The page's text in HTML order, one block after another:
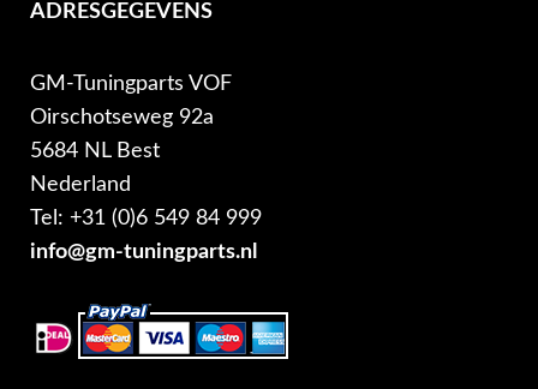
ADRESGEGEVENS
GM-Tuningparts VOF
Oirschotseweg 92a
5684 NL Best
Nederland
Tel: +31 (0)6 549 84 999
info@gm-tuningparts.nl